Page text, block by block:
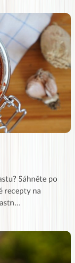
Sáhněte po
recepty na
...